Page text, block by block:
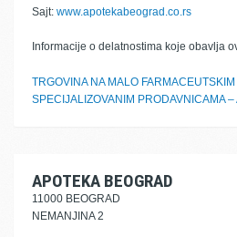
Sajt: www.apotekabeograd.co.rs
Informacije o delatnostima koje obavlja
TRGOVINA NA MALO
SPECIJALIZOVANIM PRODAVNICAMA
APOTEKA BEOGRAD
11000 BEOGRAD
NEMANJINA 2